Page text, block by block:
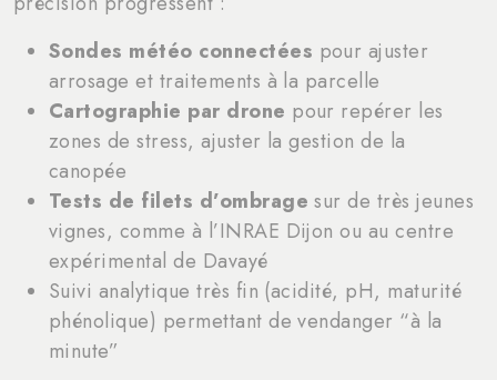
Sondes météo connectées pour ajuster
arrosage et traitements à la parcelle
Cartographie par drone pour repérer les
zones de stress, ajuster la gestion de la
canopée
Tests de filets d’ombrage sur de très jeunes
vignes, comme à l’INRAE Dijon ou au centre
expérimental de Davayé
Suivi analytique très fin (acidité, pH, maturité
phénolique) permettant de vendanger “à la
minute”